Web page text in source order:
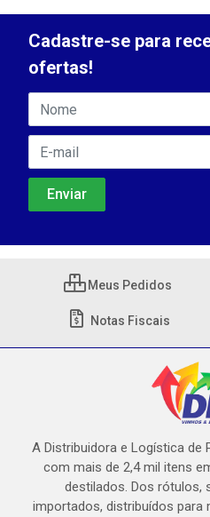
Cadastre-se para
ofertas!
Meus Pedidos
Notas Fiscais
A Distribuidora e Logística de
com mais de 2,4 mil itens
destilados. Dos rótulos,
importados, distribuídos para